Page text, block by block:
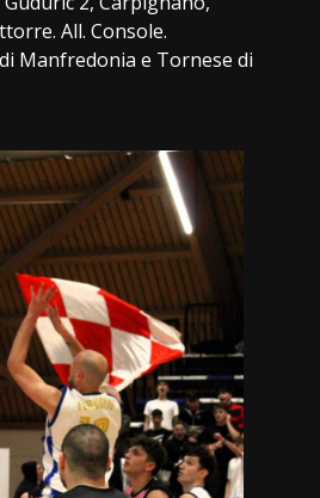
All. Console.
Manfredonia e Tornese di